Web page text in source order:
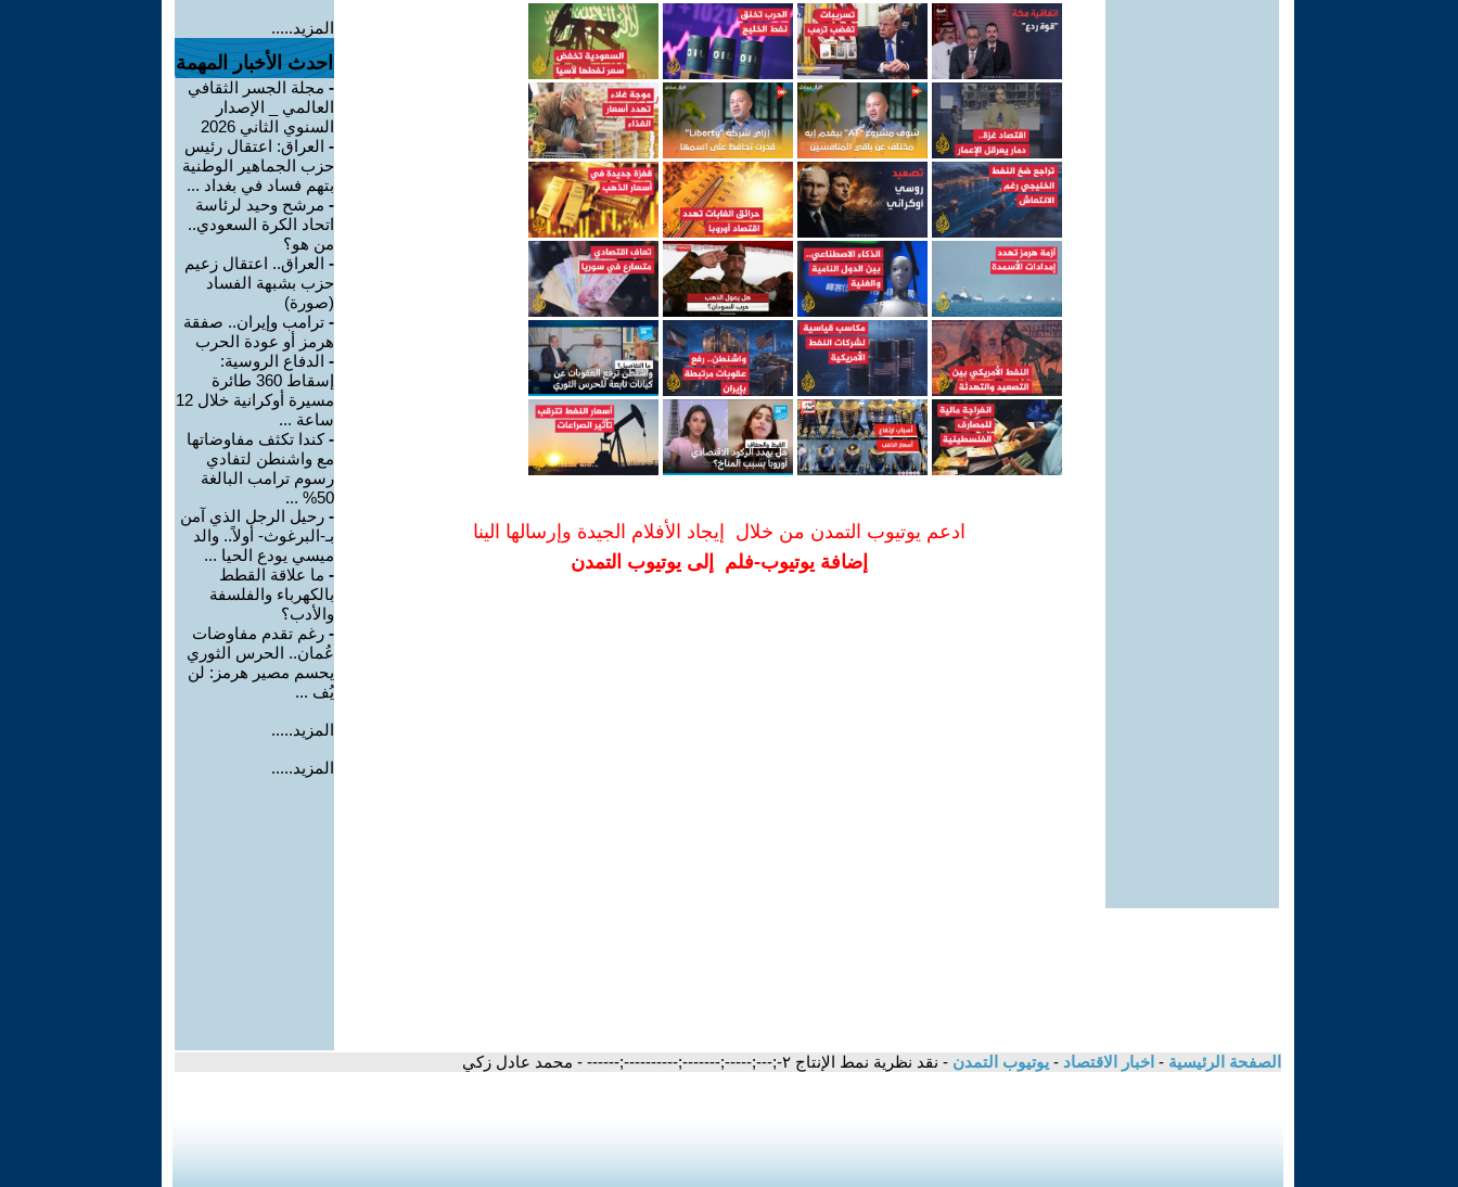
ادعم يوتيوب التمدن من خلال إيجاد الأفلام الجيدة وإرسالها الينا
إضافة يوتيوب-فلم إلى يوتيوب التمدن
المزيد.....
احدث الأخبار المهمة
- مجلة الجسر الثقافي
العالمي _ الإصدار
السنوي الثاني 2026
- العراق: اعتقال رئيس
حزب الجماهير الوطنية
بتهم فساد في بغداد ...
- مرشح وحيد لرئاسة
اتحاد الكرة السعودي..
من هو؟
- العراق.. اعتقال زعيم
حزب بشبهة الفساد
(صورة)
- ترامب وإيران.. صفقة
هرمز أو عودة الحرب
- الدفاع الروسية:
إسقاط 360 طائرة
مسيرة أوكرانية خلال 12
ساعة ...
-كندا تكثف مفاوضاتها
مع واشنطن لتفادي
رسوم ترامب البالغة
50% ...
- رحيل الرجل الذي آمن
بـ-البرغوث- أولاً.. والد
ميسي يودع الحيا ...
- ما علاقة القطط
بالكهرباء والفلسفة
والأدب؟
- رغم تقدم مفاوضات
عُمان.. الحرس الثوري
يحسم مصير هرمز: لن
يُف ...
المزيد.....
المزيد.....
الصفحة الرئيسية - اخبار الاقتصاد - يوتيوب التمدن - نقد نظرية نمط الإنتاج ٢-;---;-----;-------;----------;------ - محمد عادل زكي